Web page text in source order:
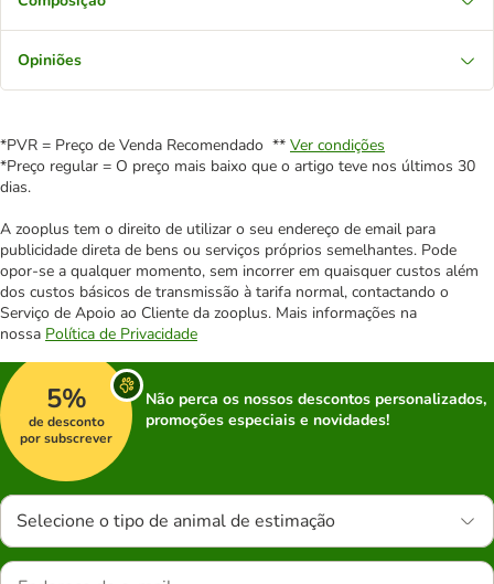
Opiniões
*PVR = Preço de Venda Recomendado ** Ver condições
*Preço regular = O preço mais baixo que o artigo teve nos últimos 30
dias.
A zooplus tem o direito de utilizar o seu endereço de email para
publicidade direta de bens ou serviços próprios semelhantes. Pode
opor-se a qualquer momento, sem incorrer em quaisquer custos além
dos custos básicos de transmissão à tarifa normal, contactando o
Serviço de Apoio ao Cliente da zooplus. Mais informações na
nossa Política de Privacidade
5%
de desconto
por subscrever
Não perca os nossos descontos personalizados,
promoções especiais e novidades!
Selecione o tipo de animal de estimação